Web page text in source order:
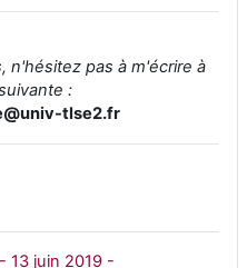
n'hésitez pas à m'écrire à
:
tlse2.fr
13 juin 2019 -